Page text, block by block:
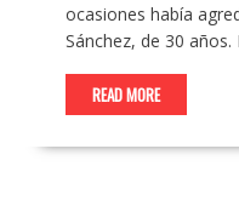
ocasiones había
Sánchez, de 30
READ MORE